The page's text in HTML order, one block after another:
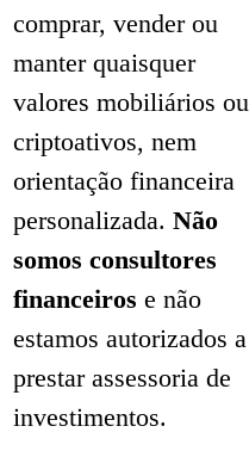
comprar, vender ou
manter quaisquer
valores mobiliários ou
criptoativos, nem
orientação financeira
personalizada. Não
somos consultores
financeiros e não
estamos autorizados a
prestar assessoria de
investimentos.